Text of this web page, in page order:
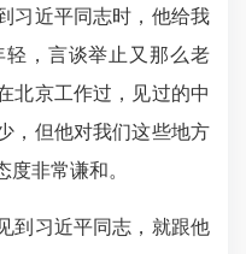
习近平同志时，他给我
，言谈举止又那么老
北京工作过，见过的中
，但他对我们这些地方
度非常谦和。
习近平同志，就跟他